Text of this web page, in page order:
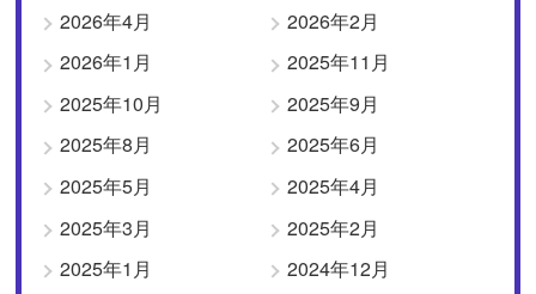
2026年4月
2026年2月
2026年1月
2025年11月
2025年10月
2025年9月
2025年8月
2025年6月
2025年5月
2025年4月
2025年3月
2025年2月
2025年1月
2024年12月